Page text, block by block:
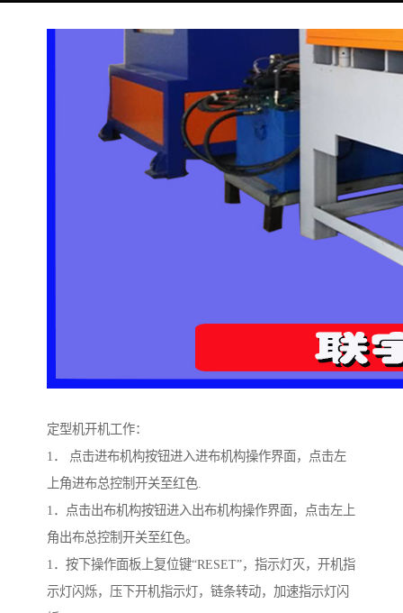
定型机开机工作：
1． 点击进布机构按钮进入进布机构操作界面，点击左
上角进布总控制开关至红色.
1．点击出布机构按钮进入出布机构操作界面，点击左上
角出布总控制开关至红色。
1．按下操作面板上复位键“RESET”，指示灯灭，开机指
示灯闪烁，压下开机指示灯，链条转动，加速指示灯闪